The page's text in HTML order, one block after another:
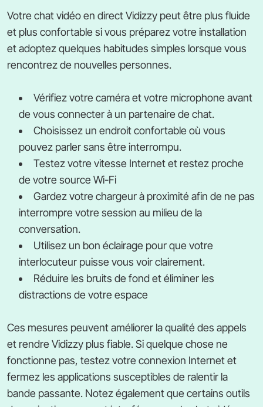
Votre chat vidéo en direct Vidizzy peut être plus fluide
et plus confortable si vous préparez votre installation
et adoptez quelques habitudes simples lorsque vous
rencontrez de nouvelles personnes.
Vérifiez votre caméra et votre microphone avant
de vous connecter à un partenaire de chat.
Choisissez un endroit confortable où vous
pouvez parler sans être interrompu.
Testez votre vitesse Internet et restez proche
de votre source Wi-Fi
Gardez votre chargeur à proximité afin de ne pas
interrompre votre session au milieu de la
conversation.
Utilisez un bon éclairage pour que votre
interlocuteur puisse vous voir clairement.
Réduire les bruits de fond et éliminer les
distractions de votre espace
Ces mesures peuvent améliorer la qualité des appels
et rendre Vidizzy plus fiable. Si quelque chose ne
fonctionne pas, testez votre connexion Internet et
fermez les applications susceptibles de ralentir la
bande passante. Notez également que certains outils